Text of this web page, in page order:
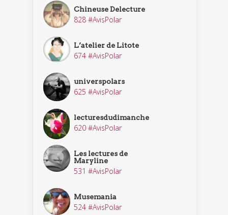
Chineuse Delecture
828 #AvisPolar
L’atelier de Litote
674 #AvisPolar
universpolars
625 #AvisPolar
lecturesdudimanche
620 #AvisPolar
Les lectures de
Maryline
531 #AvisPolar
Musemania
524 #AvisPolar